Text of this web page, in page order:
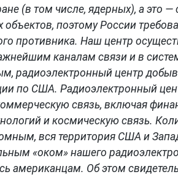
(в том числе, ядерных), а это —
поэтому России
противника. Наш центр
каналам связи и в
радиоэлектронный центр
по США. Радиоэлектронный
связь, включая
и космическую связь.
вся территория США и
«оком» нашего
американцам. Об этом